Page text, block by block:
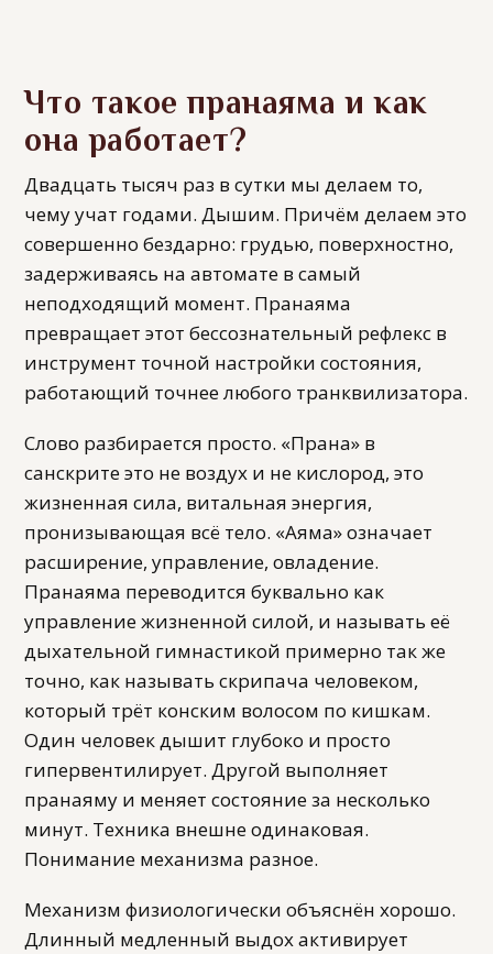
Что такое пранаяма и как
она работает?
Двадцать тысяч раз в сутки мы делаем то,
чему учат годами. Дышим. Причём делаем это
совершенно бездарно: грудью, поверхностно,
задерживаясь на автомате в самый
неподходящий момент. Пранаяма
превращает этот бессознательный рефлекс в
инструмент точной настройки состояния,
работающий точнее любого транквилизатора.
Слово разбирается просто. «Прана» в
санскрите это не воздух и не кислород, это
жизненная сила, витальная энергия,
пронизывающая всё тело. «Аяма» означает
расширение, управление, овладение.
Пранаяма переводится буквально как
управление жизненной силой, и называть её
дыхательной гимнастикой примерно так же
точно, как называть скрипача человеком,
который трёт конским волосом по кишкам.
Один человек дышит глубоко и просто
гипервентилирует. Другой выполняет
пранаяму и меняет состояние за несколько
минут. Техника внешне одинаковая.
Понимание механизма разное.
Механизм физиологически объяснён хорошо.
Длинный медленный выдох активирует